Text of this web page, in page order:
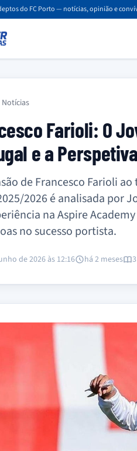
do FC Porto — notícias, opinião e
Notícias
Farioli: O
e a
de Francesco Farioli
2026 é analisada por
na Aspire
no sucesso portista.
de 2026 às 12:16 há 2 meses